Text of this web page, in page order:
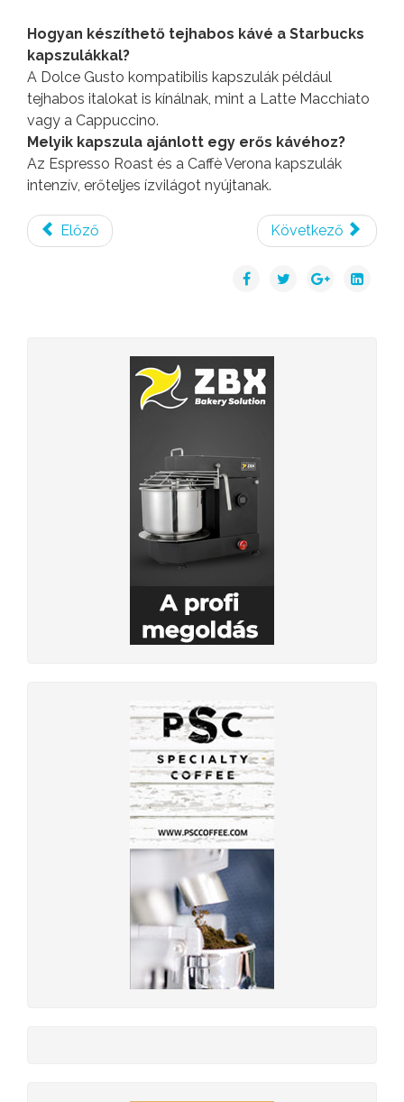
Hogyan készíthető tejhabos kávé a Starbucks
kapszulákkal?
A Dolce Gusto kompatibilis kapszulák például
tejhabos italokat is kínálnak, mint a Latte Macchiato
vagy a Cappuccino.
Melyik kapszula ajánlott egy erős kávéhoz?
Az Espresso Roast és a Caffè Verona kapszulák
intenzív, erőteljes ízvilágot nyújtanak.
Előző Következő